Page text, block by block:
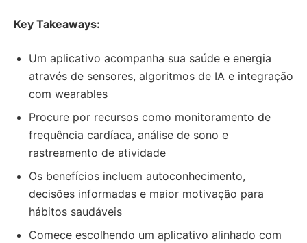
Key Takeaways:
Um aplicativo acompanha sua saúde e energia
através de sensores, algoritmos de IA e integração
com wearables
Procure por recursos como monitoramento de
frequência cardíaca, análise de sono e
rastreamento de atividade
Os benefícios incluem autoconhecimento,
decisões informadas e maior motivação para
hábitos saudáveis
Comece escolhendo um aplicativo alinhado com